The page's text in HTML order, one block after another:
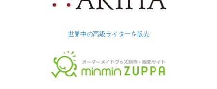
世界中の高級ライターを販売